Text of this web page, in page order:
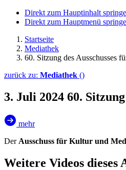
Direkt zum Hauptinhalt
Direkt zum Hauptmenü
Startseite
Mediathek
60. Sitzung des Ausschusses
zurück zu: Mediathek ()
3. Juli 2024 60.
mehr
Der Ausschuss für Kultur und
Weitere Videos dieses